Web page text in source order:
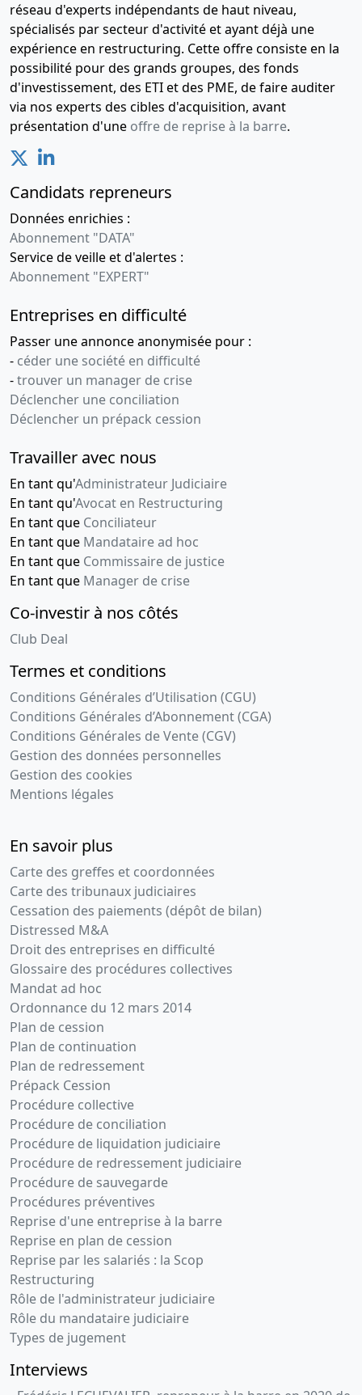
réseau d'experts indépendants de haut niveau,
spécialisés par secteur d'activité et ayant déjà une
expérience en restructuring. Cette offre consiste en la
possibilité pour des grands groupes, des fonds
d'investissement, des ETI et des PME, de faire auditer
via nos experts des cibles d'acquisition, avant
présentation d'une offre de reprise à la barre.
Candidats repreneurs
Données enrichies :
Abonnement "DATA"
Service de veille et d'alertes :
Abonnement "EXPERT"
Entreprises en difficulté
Passer une annonce anonymisée pour :
- céder une société en difficulté
-trouver un manager de crise
Déclencher une conciliation
Déclencher un prépack cession
Travailler avec nous
En tant qu'Administrateur Judiciaire
En tant qu'Avocat en Restructuring
En tant que Conciliateur
En tant que Mandataire ad hoc
En tant que Commissaire de justice
En tant que Manager de crise
Co-investir à nos côtés
Club Deal
Termes et conditions
Conditions Générales d’Utilisation (CGU)
Conditions Générales d’Abonnement (CGA)
Conditions Générales de Vente (CGV)
Gestion des données personnelles
Gestion des cookies
Mentions légales
En savoir plus
Carte des greffes et coordonnées
Carte des tribunaux judiciaires
Cessation des paiements (dépôt de bilan)
Distressed M&A
Droit des entreprises en difficulté
Glossaire des procédures collectives
Mandat ad hoc
Ordonnance du 12 mars 2014
Plan de cession
Plan de continuation
Plan de redressement
Prépack Cession
Procédure collective
Procédure de conciliation
Procédure de liquidation judiciaire
Procédure de redressement judiciaire
Procédure de sauvegarde
Procédures préventives
Reprise d'une entreprise à la barre
Reprise en plan de cession
Reprise par les salariés : la Scop
Restructuring
Rôle de l'administrateur judiciaire
Rôle du mandataire judiciaire
Types de jugement
Interviews